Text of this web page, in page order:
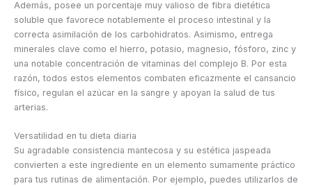
Además, posee un porcentaje muy valioso de fibra dietética
soluble que favorece notablemente el proceso intestinal y la
correcta asimilación de los carbohidratos. Asimismo, entrega
minerales clave como el hierro, potasio, magnesio, fósforo, zinc y
una notable concentración de vitaminas del complejo B. Por esta
razón, todos estos elementos combaten eficazmente el cansancio
físico, regulan el azúcar en la sangre y apoyan la salud de tus
arterias.
Versatilidad en tu dieta diaria
Su agradable consistencia mantecosa y su estética jaspeada
convierten a este ingrediente en un elemento sumamente práctico
para tus rutinas de alimentación. Por ejemplo, puedes utilizarlos de